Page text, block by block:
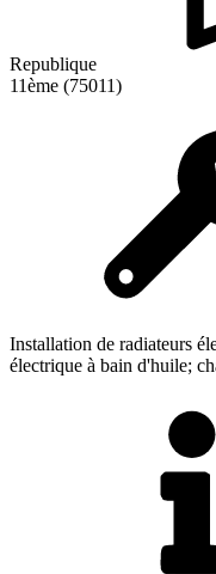
Republique
11ème (75011)
Installation de radiateurs
électrique à bain d'huile;